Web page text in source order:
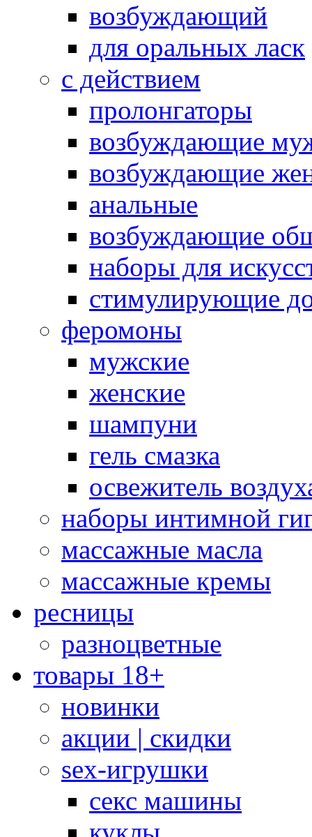
возбуждающий
для оральных ласк
с действием
пролонгаторы
возбуждающие
возбуждающие
анальные
возбуждающие
наборы для
стимулирующие
феромоны
мужские
женские
шампуни
гель смазка
освежитель
наборы интимной
массажные масла
массажные кремы
ресницы
разноцветные
товары 18+
новинки
акции | скидки
sex-игрушки
секс машины